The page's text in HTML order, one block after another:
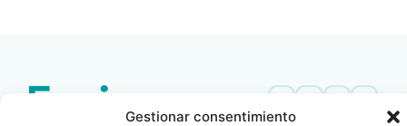
Gestionar consentimiento